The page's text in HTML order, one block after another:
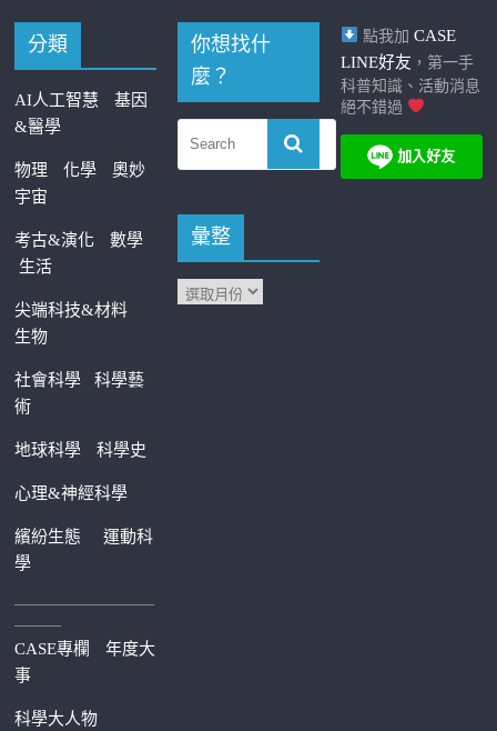
分類
AI人工智慧
基因
&醫學
物理 化學
奧妙
宇宙
考古&演化
數學
生活
尖端科技&材料
生物
社會科學科學藝
術
地球科學 科學史
心理&神經科學
繽紛生態運動科
學
—————————
———
CASE專欄
年度大
事
科學大人物
你想找什
麼？
彙整
點我加 CASE
LINE好友 ，第一手
科普知識、活動消息
絕不錯過